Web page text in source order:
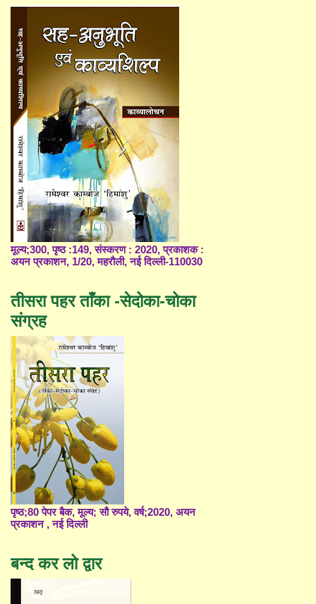
मूल्य;300, पृष्ठ :149, संस्करण : 2020, प्रकाशक :
अयन प्रकाशन, 1/20, महरौली, नई दिल्ली-110030
तीसरा पहर ताँका -सेदोका-चोका
संग्रह
पृष्ठ;80 पेपर बैक, मूल्य; सौ रुपये, वर्ष;2020, अयन
प्रकाशन , नई दिल्ली
बन्द कर लो द्वार